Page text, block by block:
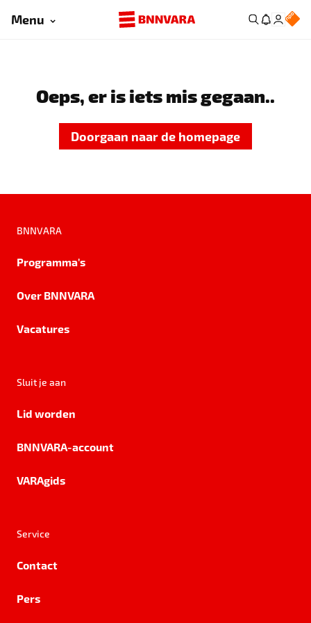
Menu
Oeps, er is iets mis gegaan..
Doorgaan naar de homepage
BNNVARA
Programma's
Over BNNVARA
Vacatures
Sluit je aan
Lid worden
BNNVARA-account
VARAgids
Service
Contact
Pers